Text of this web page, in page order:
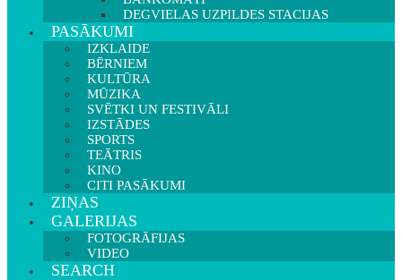
DEGVIELAS UZPILDES STACIJAS
PASĀKUMI
IZKLAIDE
BĒRNIEM
KULTŪRA
MŪZIKA
SVĒTKI UN FESTIVĀLI
IZSTĀDES
SPORTS
TEĀTRIS
KINO
CITI PASĀKUMI
ZIŅAS
GALERIJAS
FOTOGRĀFIJAS
VIDEO
SEARCH